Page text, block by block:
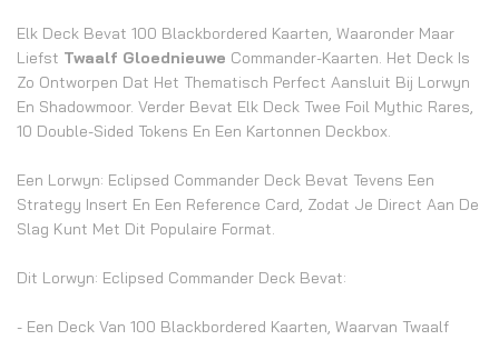
Elk Deck Bevat 100 Blackbordered Kaarten, Waaronder Maar
Liefst Twaalf Gloednieuwe Commander-Kaarten. Het Deck Is
Zo Ontworpen Dat Het Thematisch Perfect Aansluit Bij Lorwyn
En Shadowmoor. Verder Bevat Elk Deck Twee Foil Mythic Rares,
10 Double-Sided Tokens En Een Kartonnen Deckbox.
Een Lorwyn: Eclipsed Commander Deck Bevat Tevens Een
Strategy Insert En Een Reference Card, Zodat Je Direct Aan De
Slag Kunt Met Dit Populaire Format.
Dit Lorwyn: Eclipsed Commander Deck Bevat:
- Een Deck Van 100 Blackbordered Kaarten, Waarvan Twaalf